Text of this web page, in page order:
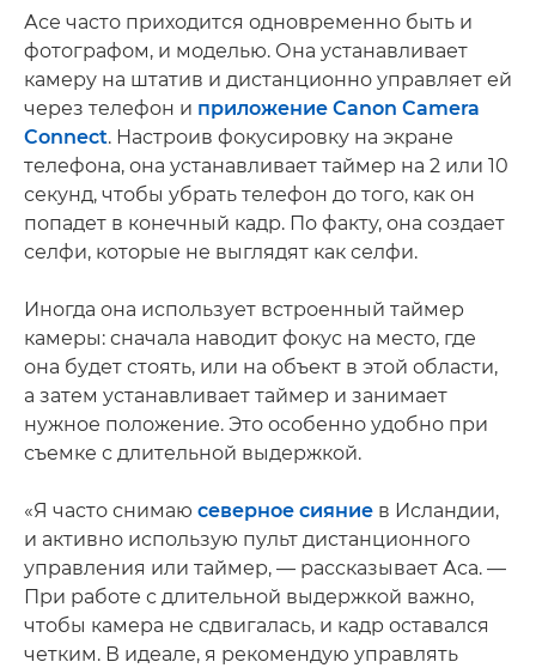
Асе часто приходится одновременно быть и
фотографом, и моделью. Она устанавливает
камеру на штатив и дистанционно управляет ей
через телефон и приложение Canon Camera
Connect. Настроив фокусировку на экране
телефона, она устанавливает таймер на 2 или 10
секунд, чтобы убрать телефон до того, как он
попадет в конечный кадр. По факту, она создает
селфи, которые не выглядят как селфи.
Иногда она использует встроенный таймер
камеры: сначала наводит фокус на место, где
она будет стоять, или на объект в этой области,
а затем устанавливает таймер и занимает
нужное положение. Это особенно удобно при
съемке с длительной выдержкой.
«Я часто снимаю северное сияние в Исландии,
и активно использую пульт дистанционного
управления или таймер, — рассказывает Аса. —
При работе с длительной выдержкой важно,
чтобы камера не сдвигалась, и кадр оставался
четким. В идеале, я рекомендую управлять